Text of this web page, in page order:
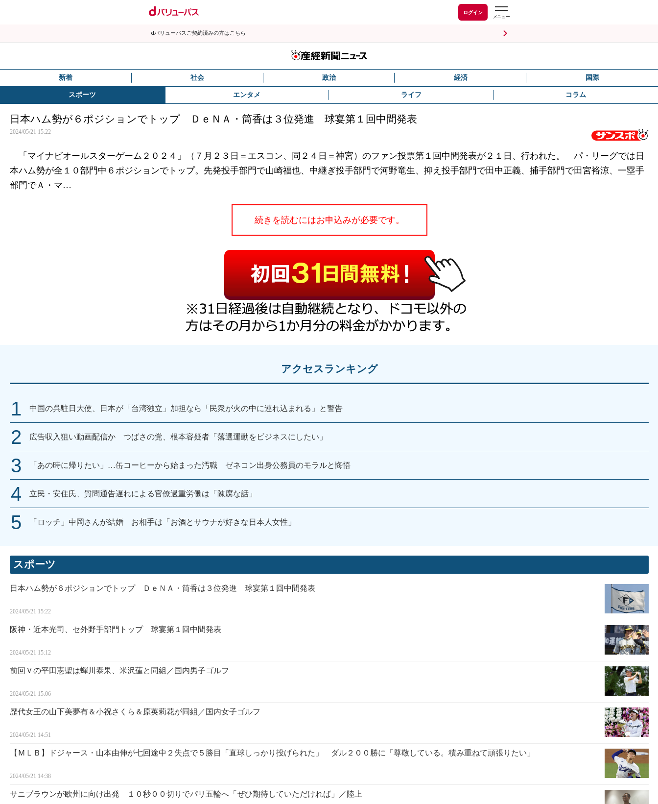
ログイン
dバリューパスご契約済みの方はこちら
新着 社会 政治 経済 国際
スポーツ エンタメ ライフ コラム
日本ハム勢が６ポジションでトップ ＤｅＮＡ・筒香は３位発進 球宴第１回中間発表
2024/05/21 15:22
「マイナビオールスターゲーム２０２４」（７月２３日＝エスコン、同２４日＝神宮）のファン投票第１回中間発表が２１日、行われた。 パ・リーグでは日
本ハム勢が全１０部門中６ポジションでトップ。先発投手部門で山崎福也、中継ぎ投手部門で河野竜生、抑え投手部門で田中正義、捕手部門で田宮裕涼、一塁手
部門でＡ・マ…
続きを読むにはお申込みが必要です。
アクセスランキング
中国の呉駐日大使、日本が「台湾独立」加担なら「民衆が火の中に連れ込まれる」と警告
広告収入狙い動画配信か つばさの党、根本容疑者「落選運動をビジネスにしたい」
「あの時に帰りたい」…缶コーヒーから始まった汚職 ゼネコン出身公務員のモラルと悔悟
立民・安住氏、質問通告遅れによる官僚過重労働は「陳腐な話」
「ロッチ」中岡さんが結婚 お相手は「お酒とサウナが好きな日本人女性」
スポーツ
日本ハム勢が６ポジションでトップ ＤｅＮＡ・筒香は３位発進 球宴第１回中間発表
2024/05/21 15:22
阪神・近本光司、セ外野手部門トップ 球宴第１回中間発表
2024/05/21 15:12
前回Ｖの平田憲聖は蟬川泰果、米沢蓮と同組／国内男子ゴルフ
2024/05/21 15:06
歴代女王の山下美夢有＆小祝さくら＆原英莉花が同組／国内女子ゴルフ
2024/05/21 14:51
【ＭＬＢ】ドジャース・山本由伸が七回途中２失点で５勝目「直球しっかり投げられた」 ダル２００勝に「尊敬している。積み重ねて頑張りたい」
2024/05/21 14:38
サニブラウンが欧州に向け出発 １０秒００切りでパリ五輪へ「ぜひ期待していただければ」／陸上